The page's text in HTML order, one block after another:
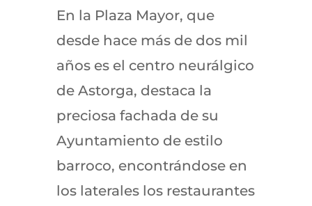
En la Plaza Mayor, que
desde hace más de dos mil
años es el centro neurálgico
de Astorga, destaca la
preciosa fachada de su
Ayuntamiento de estilo
barroco, encontrándose en
los laterales los restaurantes